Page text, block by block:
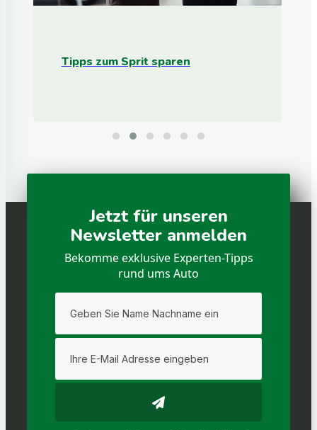
Tipps zum Sprit sparen
Jetzt für unseren
Newsletter anmelden
Bekomme exklusive Experten-Tipps
rund ums Auto